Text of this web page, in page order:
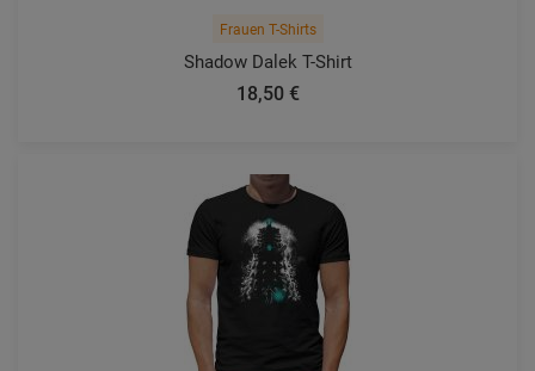
Frauen T-Shirts
Shadow Dalek T-Shirt
18,50 €